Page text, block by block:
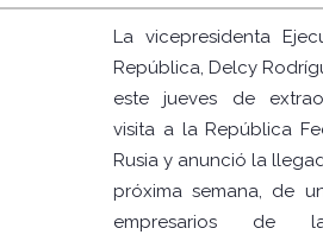
La vicepresidenta
República, Delcy
este jueves de
visita a la República
Rusia y anunció la
próxima semana, de
empresarios de